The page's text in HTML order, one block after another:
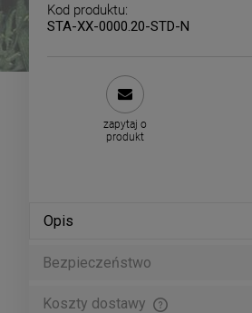
Kod produktu:
STA-XX-0000.20-STD-N
zapytaj o
produkt
Opis
Bezpieczeństwo
Koszty dostawy